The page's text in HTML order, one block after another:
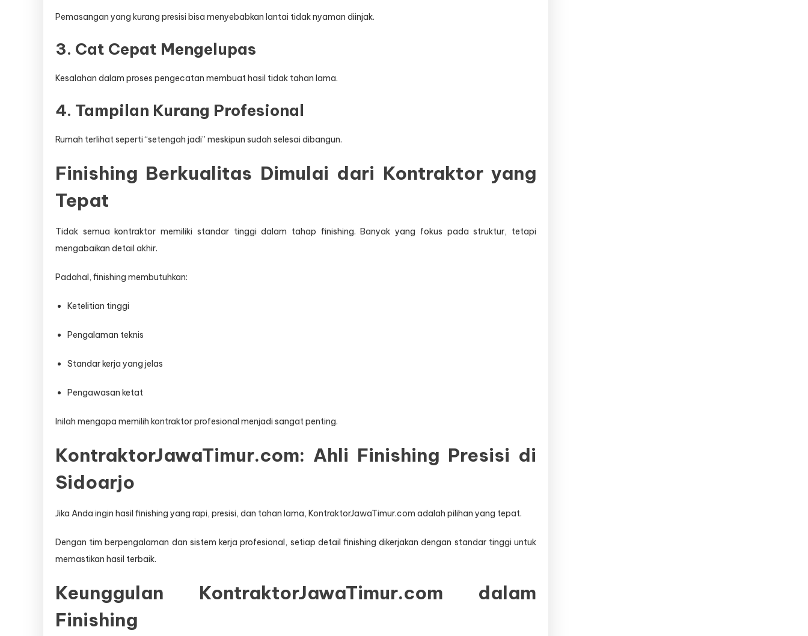
Pemasangan yang kurang presisi bisa menyebabkan lantai tidak nyaman diinjak.
3. Cat Cepat Mengelupas
Kesalahan dalam proses pengecatan membuat hasil tidak tahan lama.
4. Tampilan Kurang Profesional
Rumah terlihat seperti “setengah jadi” meskipun sudah selesai dibangun.
Finishing Berkualitas Dimulai dari Kontraktor yang
Tepat
Tidak semua kontraktor memiliki standar tinggi dalam tahap finishing. Banyak yang fokus pada struktur, tetapi
mengabaikan detail akhir.
Padahal, finishing membutuhkan:
Ketelitian tinggi
Pengalaman teknis
Standar kerja yang jelas
Pengawasan ketat
Inilah mengapa memilih kontraktor profesional menjadi sangat penting.
KontraktorJawaTimur.com: Ahli Finishing Presisi di
Sidoarjo
Jika Anda ingin hasil finishing yang rapi, presisi, dan tahan lama, KontraktorJawaTimur.com adalah pilihan yang tepat.
Dengan tim berpengalaman dan sistem kerja profesional, setiap detail finishing dikerjakan dengan standar tinggi untuk
memastikan hasil terbaik.
Keunggulan KontraktorJawaTimur.com dalam
Finishing